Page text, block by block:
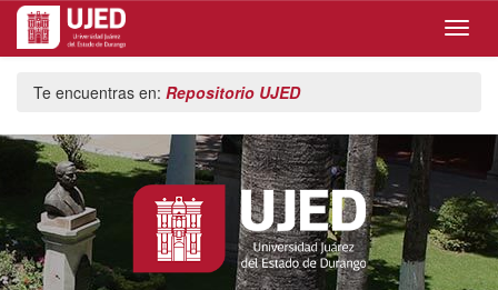
navigation
Te encuentras en: Repositorio UJED